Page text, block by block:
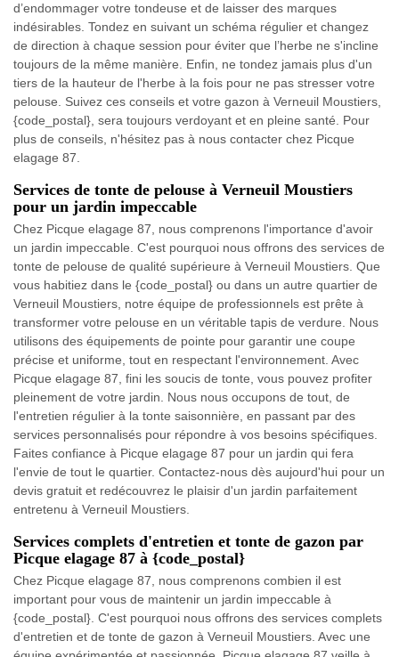
d’endommager votre tondeuse et de laisser des marques
indésirables. Tondez en suivant un schéma régulier et changez
de direction à chaque session pour éviter que l’herbe ne s'incline
toujours de la même manière. Enfin, ne tondez jamais plus d'un
tiers de la hauteur de l'herbe à la fois pour ne pas stresser votre
pelouse. Suivez ces conseils et votre gazon à Verneuil Moustiers,
{code_postal}, sera toujours verdoyant et en pleine santé. Pour
plus de conseils, n'hésitez pas à nous contacter chez Picque
elagage 87.
Services de tonte de pelouse à Verneuil Moustiers
pour un jardin impeccable
Chez Picque elagage 87, nous comprenons l'importance d'avoir
un jardin impeccable. C'est pourquoi nous offrons des services de
tonte de pelouse de qualité supérieure à Verneuil Moustiers. Que
vous habitiez dans le {code_postal} ou dans un autre quartier de
Verneuil Moustiers, notre équipe de professionnels est prête à
transformer votre pelouse en un véritable tapis de verdure. Nous
utilisons des équipements de pointe pour garantir une coupe
précise et uniforme, tout en respectant l'environnement. Avec
Picque elagage 87, fini les soucis de tonte, vous pouvez profiter
pleinement de votre jardin. Nous nous occupons de tout, de
l'entretien régulier à la tonte saisonnière, en passant par des
services personnalisés pour répondre à vos besoins spécifiques.
Faites confiance à Picque elagage 87 pour un jardin qui fera
l'envie de tout le quartier. Contactez-nous dès aujourd'hui pour un
devis gratuit et redécouvrez le plaisir d'un jardin parfaitement
entretenu à Verneuil Moustiers.
Services complets d'entretien et tonte de gazon par
Picque elagage 87 à {code_postal}
Chez Picque elagage 87, nous comprenons combien il est
important pour vous de maintenir un jardin impeccable à
{code_postal}. C'est pourquoi nous offrons des services complets
d'entretien et de tonte de gazon à Verneuil Moustiers. Avec une